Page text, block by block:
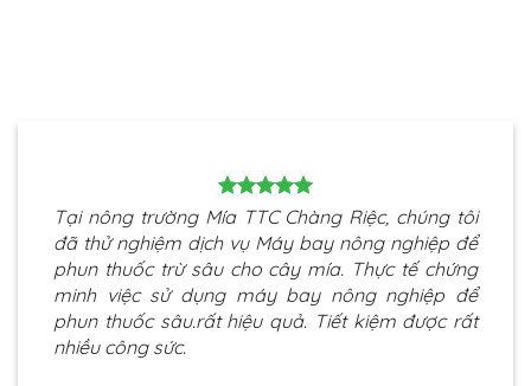
Tại nông trường Mía TTC Chàng Riệc, chúng tôi
đã thử nghiệm dịch vụ Máy bay nông nghiệp để
phun thuốc trừ sâu cho cây mía. Thực tế chứng
minh việc sử dụng máy bay nông nghiệp để
phun thuốc sâu.rất hiệu quả. Tiết kiệm được rất
nhiều công sức.